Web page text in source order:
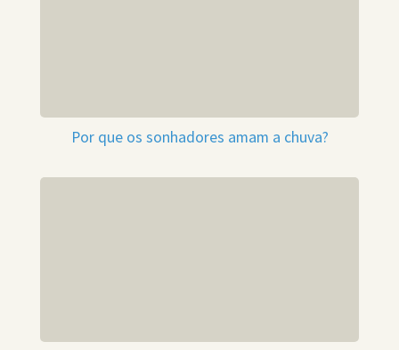
Por que os sonhadores amam a chuva?